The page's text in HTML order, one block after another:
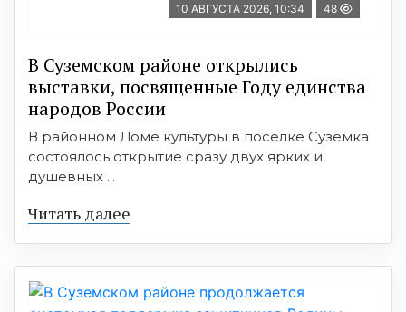
10 АВГУСТА 2026, 10:34 48
В Суземском районе открылись
выставки, посвященные Году единства
народов России
В районном Доме культуры в поселке Суземка
состоялось открытие сразу двух ярких и
душевных ...
Читать далее